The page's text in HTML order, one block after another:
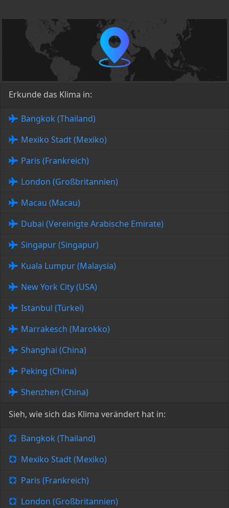
Erkunde das Klima in:
Bangkok (Thailand)
Mexiko Stadt (Mexiko)
Paris (Frankreich)
London (Großbritannien)
Macau (Macau)
Dubai (Vereinigte Arabische Emirate)
Singapur (Singapur)
Kuala Lumpur (Malaysia)
New York City (USA)
Istanbul (Türkei)
Marrakesch (Marokko)
Shanghai (China)
Peking (China)
Shenzhen (China)
Sieh, wie sich das Klima verändert hat in:
Bangkok (Thailand)
Mexiko Stadt (Mexiko)
Paris (Frankreich)
London (Großbritannien)